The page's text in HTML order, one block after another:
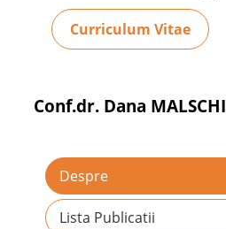
Curriculum Vitae
Conf.dr. Dana MALSCHI
Despre
Lista Publicatii